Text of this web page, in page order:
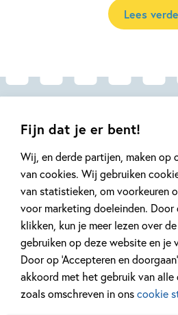
Fijn dat je er bent!
Wij, en derde partijen, maken op
van cookies. Wij gebruiken
van statistieken, om voorkeuren
voor marketing doeleinden. Door
klikken, kun je meer lezen over
gebruiken op deze website en je
Door op ‘Accepteren en
akkoord met het gebruik van
zoals omschreven in onscookie
Lees
Andere boeken uit de
magische apotheek'
Deel 6